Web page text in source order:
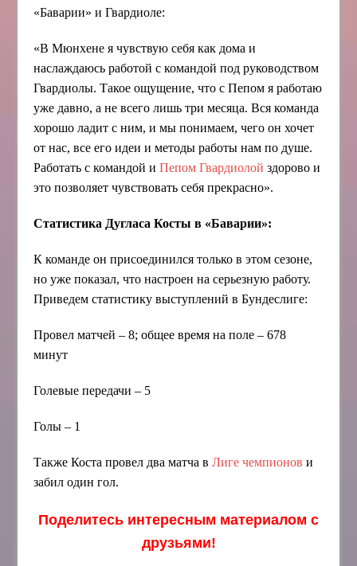
«Баварии» и Гвардиоле:
«В Мюнхене я чувствую себя как дома и
наслаждаюсь работой с командой под руководством
Гвардиолы. Такое ощущение, что с Пепом я работаю
уже давно, а не всего лишь три месяца. Вся команда
хорошо ладит с ним, и мы понимаем, чего он хочет
от нас, все его идеи и методы работы нам по душе.
Работать с командой иПепом Гвардиолой здорово и
это позволяет чувствовать себя прекрасно».
Статистика Дугласа Косты в «Баварии»:
К команде он присоединился только в этом сезоне,
но уже показал, что настроен на серьезную работу.
Приведем статистику выступлений в Бундеслиге:
Провел матчей – 8; общее время на поле – 678
минут
Голевые передачи – 5
Голы – 1
Также Коста провел два матча вЛиге чемпионов и
забил один гол.
Поделитесь интересным материалом с
друзьями!